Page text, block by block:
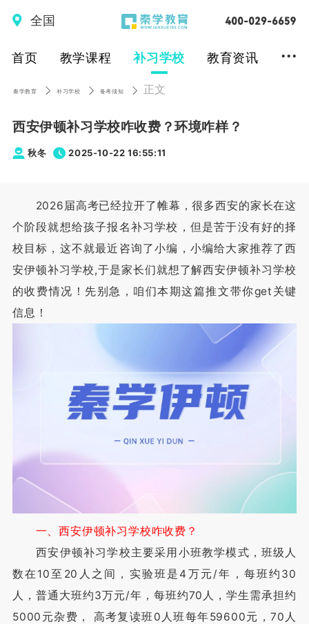
全国
首页 教学课程 补习学校 教育资讯 ...
秦学教育 补习学校 备考须知 正文
西安伊顿补习学校咋收费？环境咋样？
秋冬 2025-10-22 16:55:11
2026届高考已经拉开了帷幕，很多西安的家长在这
个阶段就想给孩子报名补习学校，但是苦于没有好的择
校目标，这不就最近咨询了小编，小编给大家推荐了西
安伊顿补习学校,于是家长们就想了解西安伊顿补习学校
的收费情况！先别急，咱们本期这篇推文带你get关键
信息！
一、西安伊顿补习学校咋收费？
西安伊顿补习学校主要采用小班教学模式，班级人
数在10至20人之间，实验班是4万元/年，每班约30
人，普通大班约3万元/年，每班约70人，学生需承担约
5000元杂费， 高考复读班0人班每年59600元，70人